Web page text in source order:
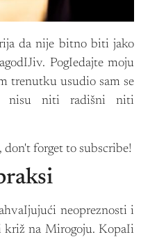
da nije bitno biti jako
PogIedajte moju
trenutku usudio sam se
nisu niti radišni niti
forget to subscribe!
neopreznosti i
križ na Mirogoju. KopaIi